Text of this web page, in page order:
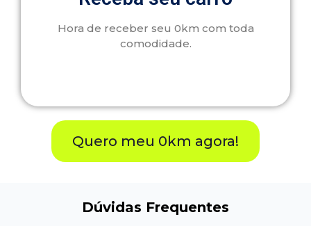
Hora de receber seu 0km com toda
comodidade.
Quero meu 0km agora!
Dúvidas Frequentes